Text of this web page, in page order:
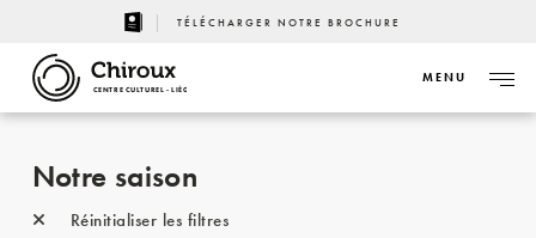
TÉLÉCHARGER NOTRE BROCHURE
CENTRE CULTUREL - LIÈGE
MENU
Notre saison
Réinitialiser les filtres